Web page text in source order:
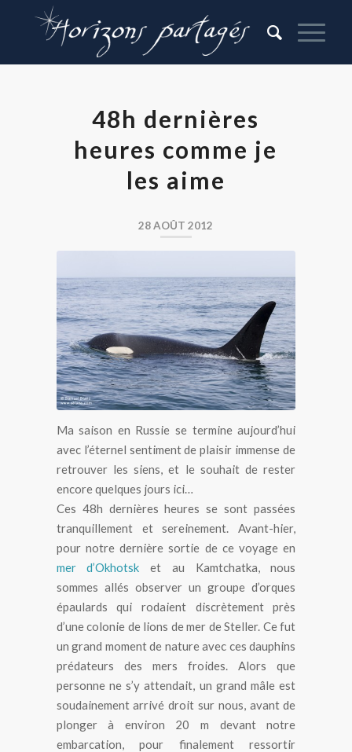
48h dernières
heures comme je
les aime
28 AOÛT 2012
Orque épaulard au
Kamtchatka
Ma saison en Russie se termine aujourd’hui
avec l’éternel sentiment de plaisir immense de
retrouver les siens, et le souhait de rester
encore quelques jours ici…
Ces 48h dernières heures se sont passées
tranquillement et sereinement. Avant-hier,
pour notre dernière sortie de ce voyage en
mer d’Okhotsk et au Kamtchatka, nous
sommes allés observer un groupe d’orques
épaulards qui rodaient discrètement près
d’une colonie de lions de mer de Steller. Ce fut
un grand moment de nature avec ces dauphins
prédateurs des mers froides. Alors que
personne ne s’y attendait, un grand mâle est
soudainement arrivé droit sur nous, avant de
plonger à environ 20 m devant notre
embarcation, pour finalement ressortir